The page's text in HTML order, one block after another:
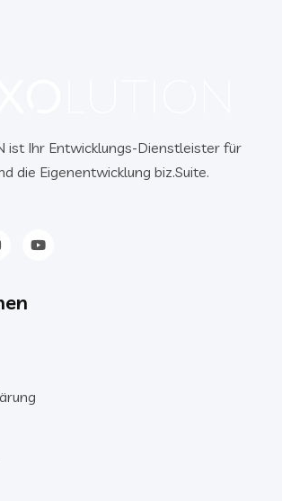
ist Ihr Entwicklungs-Dienstleister für
die Eigenentwicklung biz.Suite.